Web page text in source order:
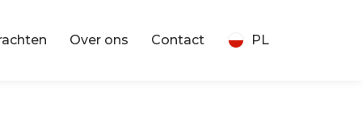
Over ons Contact PL